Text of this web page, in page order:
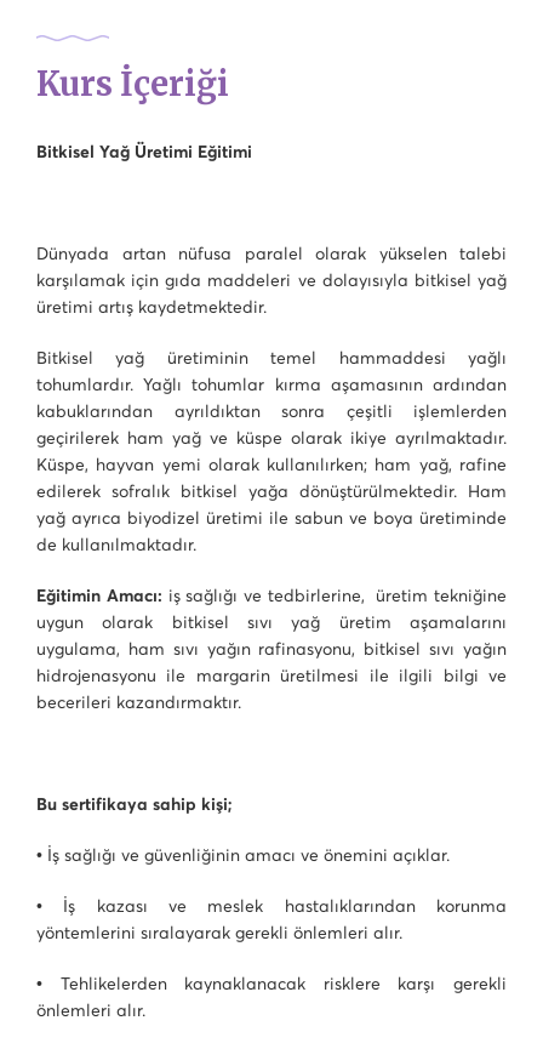
Kurs İçeriği
Bitkisel Yağ Üretimi Eğitimi
Dünyada artan nüfusa paralel olarak yükselen talebi
karşılamak için gıda maddeleri ve dolayısıyla bitkisel yağ
üretimi artış kaydetmektedir.
Bitkisel yağ üretiminin temel hammaddesi yağlı
tohumlardır. Yağlı tohumlar kırma aşamasının ardından
kabuklarından ayrıldıktan sonra çeşitli işlemlerden
geçirilerek ham yağ ve küspe olarak ikiye ayrılmaktadır.
Küspe, hayvan yemi olarak kullanılırken; ham yağ, rafine
edilerek sofralık bitkisel yağa dönüştürülmektedir. Ham
yağ ayrıca biyodizel üretimi ile sabun ve boya üretiminde
de kullanılmaktadır.
Eğitimin Amacı: iş sağlığı ve tedbirlerine, üretim tekniğine
uygun olarak bitkisel sıvı yağ üretim aşamalarını
uygulama, ham sıvı yağın rafinasyonu, bitkisel sıvı yağın
hidrojenasyonu ile margarin üretilmesi ile ilgili bilgi ve
becerileri kazandırmaktır.
Bu sertifikaya sahip kişi;
• İş sağlığı ve güvenliğinin amacı ve önemini açıklar.
• İş kazası ve meslek hastalıklarından korunma
yöntemlerini sıralayarak gerekli önlemleri alır.
• Tehlikelerden kaynaklanacak risklere karşı gerekli
önlemleri alır.